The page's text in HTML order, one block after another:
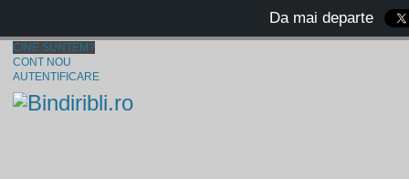
CINE SUNTEM?
CONT NOU
AUTENTIFICARE
Da mai departe